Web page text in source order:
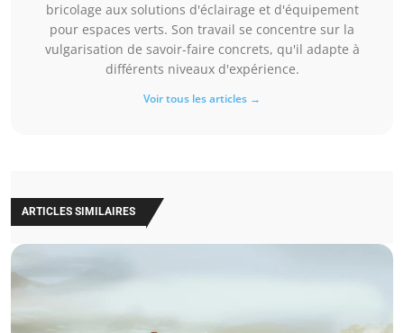
bricolage aux solutions d'éclairage et d'équipement
pour espaces verts. Son travail se concentre sur la
vulgarisation de savoir-faire concrets, qu'il adapte à
différents niveaux d'expérience.
Voir tous les articles →
ARTICLES SIMILAIRES